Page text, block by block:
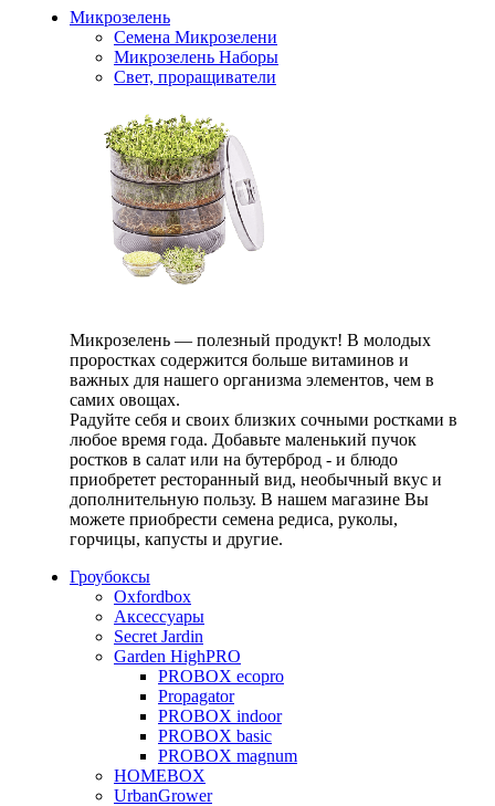
Микрозелень
Семена Микрозелени
Микрозелень Наборы
Свет, проращиватели
Микрозелень — полезный продукт! В молодых
проростках содержится больше витаминов и
важных для нашего организма элементов, чем в
самих овощах.
Радуйте себя и своих близких сочными ростками в
любое время года. Добавьте маленький пучок
ростков в салат или на бутерброд - и блюдо
приобретет ресторанный вид, необычный вкус и
дополнительную пользу. В нашем магазине Вы
можете приобрести семена редиса, руколы,
горчицы, капусты и другие.
Гроубоксы
Oxfordbox
Аксессуары
Secret Jardin
Garden HighPRO
PROBOX ecopro
Propagator
PROBOX indoor
PROBOX basic
PROBOX magnum
HOMEBOX
UrbanGrower